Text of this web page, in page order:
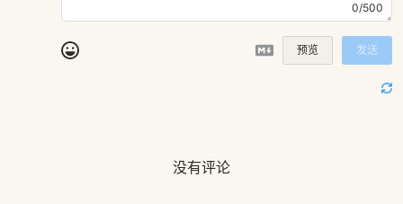
0/500
预览 发送
没有评论